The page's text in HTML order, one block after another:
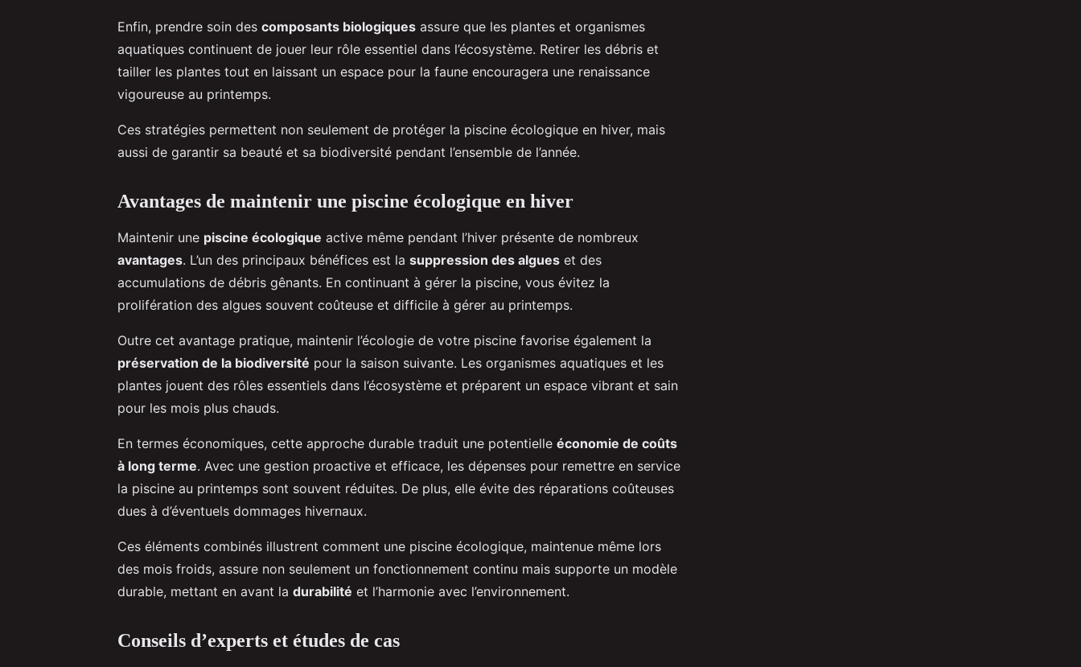
Enfin, prendre soin des composants biologiques assure que les plantes et organismes
aquatiques continuent de jouer leur rôle essentiel dans l’écosystème. Retirer les débris et
tailler les plantes tout en laissant un espace pour la faune encouragera une renaissance
vigoureuse au printemps.
Ces stratégies permettent non seulement de protéger la piscine écologique en hiver, mais
aussi de garantir sa beauté et sa biodiversité pendant l’ensemble de l’année.
Avantages de maintenir une piscine écologique en hiver
Maintenir une piscine écologique active même pendant l’hiver présente de nombreux
avantages. L’un des principaux bénéfices est la suppression des algues et des
accumulations de débris gênants. En continuant à gérer la piscine, vous évitez la
prolifération des algues souvent coûteuse et difficile à gérer au printemps.
Outre cet avantage pratique, maintenir l’écologie de votre piscine favorise également la
préservation de la biodiversité pour la saison suivante. Les organismes aquatiques et les
plantes jouent des rôles essentiels dans l’écosystème et préparent un espace vibrant et sain
pour les mois plus chauds.
En termes économiques, cette approche durable traduit une potentielle économie de coûts
à long terme. Avec une gestion proactive et efficace, les dépenses pour remettre en service
la piscine au printemps sont souvent réduites. De plus, elle évite des réparations coûteuses
dues à d’éventuels dommages hivernaux.
Ces éléments combinés illustrent comment une piscine écologique, maintenue même lors
des mois froids, assure non seulement un fonctionnement continu mais supporte un modèle
durable, mettant en avant la durabilité et l’harmonie avec l’environnement.
Conseils d’experts et études de cas